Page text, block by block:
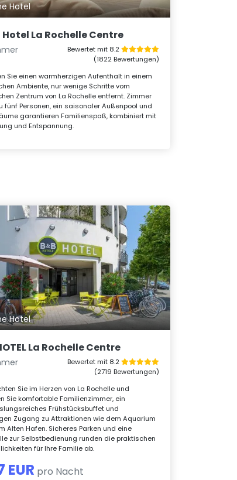
Hotel
La Rochelle Centre
Bewertet mit 8.2
(1822 Bewertungen)
Sie einen warmherzigen Aufenthalt in einem
Ambiente, nur wenige Schritte vom
Zentrum von La Rochelle entfernt. Zimmer
fünf Personen, ein saisonaler Außenpool und
garantieren Familienspaß, kombiniert mit
und Entspannung.
Hotel
La Rochelle Centre
Bewertet mit 8.2
(2719 Bewertungen)
Sie im Herzen von La Rochelle und
Sie komfortable Familienzimmer, ein
Frühstücksbuffet und
Zugang zu Attraktionen wie dem Aquarium
Alten Hafen. Sicheres Parken und eine
zur Selbstbedienung runden die praktischen
für Ihre Familie ab.
EUR pro Nacht